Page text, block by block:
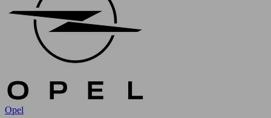
Opel